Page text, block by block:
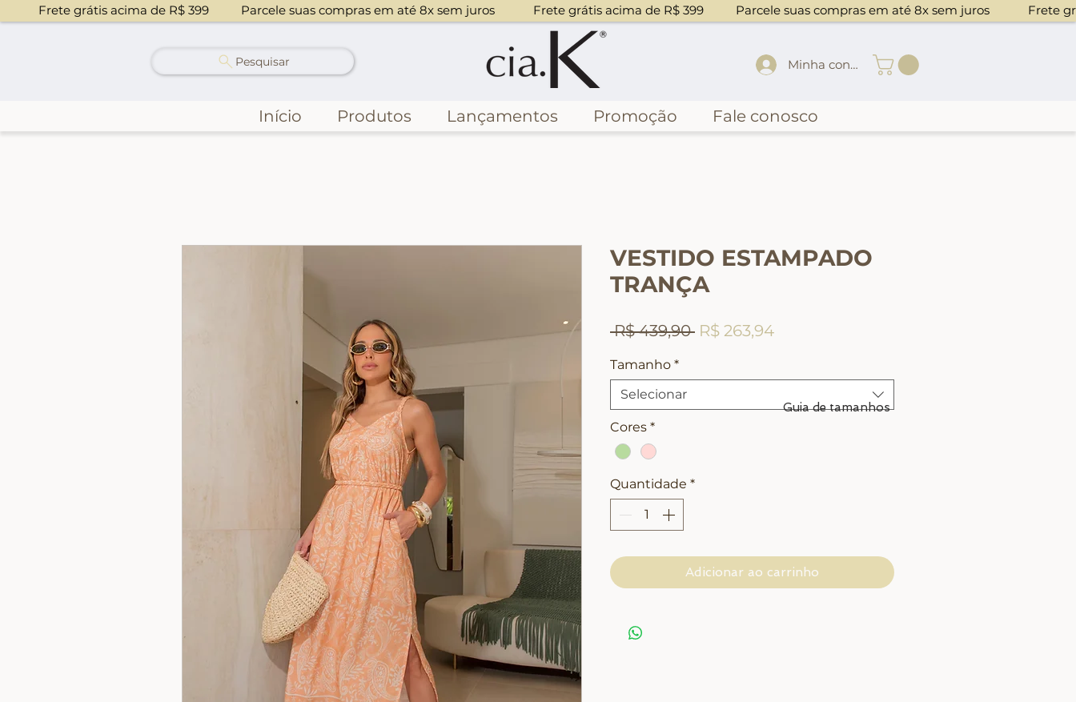
Pesquisar
            Frete grátis acima de R$ 399          Parcele suas compras em até 8x sem juros
Minha conta
Início Produtos Lançamentos Promoção Fale conosco
VESTIDO ESTAMPADO
TRANÇA
R$ 439,90 Preço normal
R$ 263,94Preço promocional
Tamanho *
Selecionar
Cores *
Quantidade *
Adicionar ao carrinho
Guia de tamanhos